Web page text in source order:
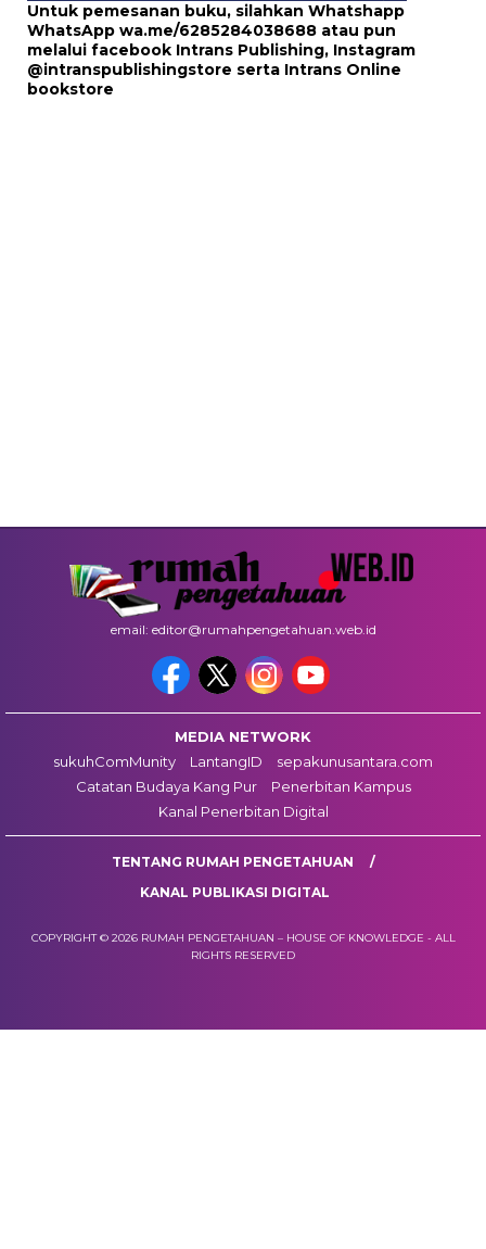
Untuk pemesanan buku, silahkan Whatshapp
WhatsApp wa.me/6285284038688 atau pun
melalui facebook Intrans Publishing, Instagram
@intranspublishingstore serta Intrans Online
bookstore
email: editor@rumahpengetahuan.web.id
MEDIA NETWORK
sukuhComMunity
LantangID
sepakunusantara.com
Catatan Budaya Kang Pur
Penerbitan Kampus
Kanal Penerbitan Digital
TENTANG RUMAH PENGETAHUAN
KANAL PUBLIKASI DIGITAL
COPYRIGHT © 2026 RUMAH PENGETAHUAN – HOUSE OF KNOWLEDGE - ALL
RIGHTS RESERVED